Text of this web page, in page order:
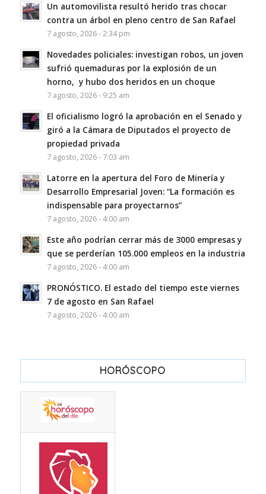
Un automovilista resultó herido tras chocar
contra un árbol en pleno centro de San Rafael
7 agosto, 2026 - 2:34 pm
Novedades policiales: investigan robos, un joven
sufrió quemaduras por la explosión de un
horno, y hubo dos heridos en un choque
7 agosto, 2026 - 9:25 am
El oficialismo logró la aprobación en el Senado y
giró a la Cámara de Diputados el proyecto de
propiedad privada
7 agosto, 2026 - 7:03 am
Latorre en la apertura del Foro de Minería y
Desarrollo Empresarial Joven: “La formación es
indispensable para proyectarnos”
7 agosto, 2026 - 4:00 am
Este año podrían cerrar más de 3000 empresas y
que se perderían 105.000 empleos en la industria
7 agosto, 2026 - 4:00 am
PRONÓSTICO. El estado del tiempo este viernes
7 de agosto en San Rafael
7 agosto, 2026 - 4:00 am
HORÓSCOPO